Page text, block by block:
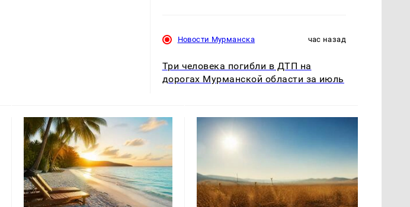
Новости Мурманска час назад
Три человека погибли в ДТП на
дорогах Мурманской области за июль